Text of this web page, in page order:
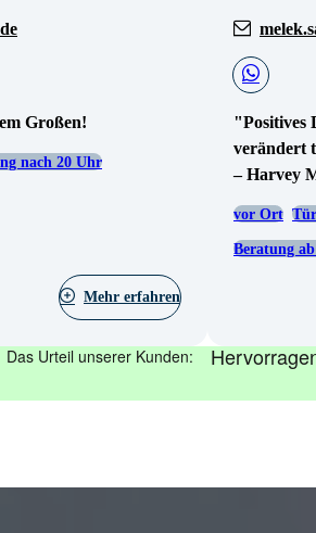
Großen!
nach 20 Uhr
Mehr erfahren
"Positives
verändert
– Harvey
vor Ort
Beratung